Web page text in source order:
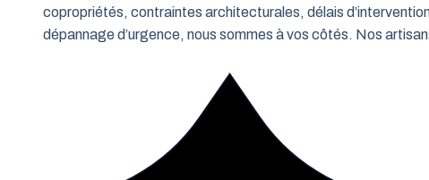
copropriétés, contraintes architecturales, délais
dépannage d’urgence, nous sommes à vos côtés. Nos